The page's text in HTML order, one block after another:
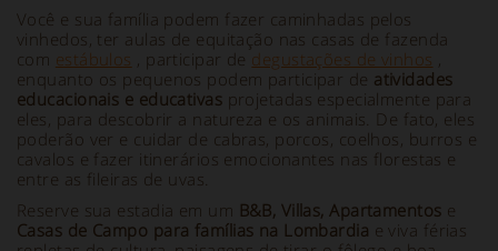
Você e sua família podem fazer caminhadas pelos
vinhedos, ter aulas de equitação nas casas de fazenda
com estábulos , participar de degustações de vinhos ,
enquanto os pequenos podem participar de atividades
educacionais e educativas projetadas especialmente para
eles, para descobrir a natureza e os animais. De fato, eles
poderão ver e cuidar de cabras, porcos, coelhos, burros e
cavalos e fazer itinerários emocionantes nas florestas e
entre as fileiras de uvas.
Reserve sua estadia em um B&B, Villas, Apartamentos e
Casas de Campo para famílias na Lombardia e viva férias